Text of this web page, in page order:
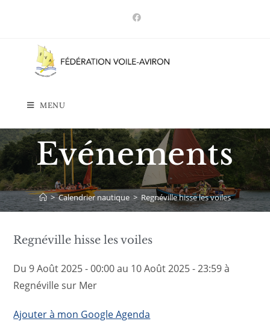
MENU
Evénements
> Calendrier nautique > Regnéville hisse les voiles
Regnéville hisse les voiles
Du 9 Août 2025 - 00:00 au 10 Août 2025 - 23:59 à
Regnéville sur Mer
Ajouter à mon Google Agenda